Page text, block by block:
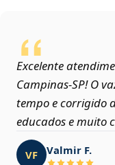
Excelente
Campinas‑SP! O
tempo e corrigido
educados e muito
VF Valmir F.